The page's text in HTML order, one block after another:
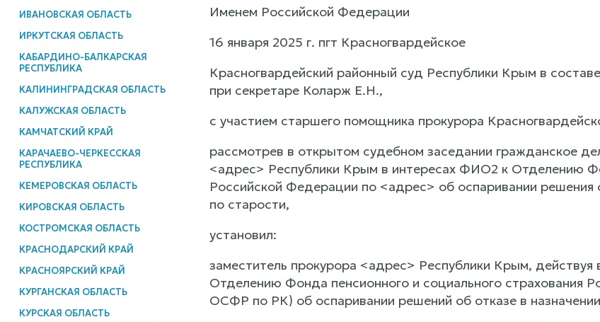
ИВАНОВСКАЯ ОБЛАСТЬ
ИРКУТСКАЯ ОБЛАСТЬ
КАБАРДИНО-БАЛКАРСКАЯ
РЕСПУБЛИКА
КАЛИНИНГРАДСКАЯ ОБЛАСТЬ
КАЛУЖСКАЯ ОБЛАСТЬ
КАМЧАТСКИЙ КРАЙ
КАРАЧАЕВО-ЧЕРКЕССКАЯ
РЕСПУБЛИКА
КЕМЕРОВСКАЯ ОБЛАСТЬ
КИРОВСКАЯ ОБЛАСТЬ
КОСТРОМСКАЯ ОБЛАСТЬ
КРАСНОДАРСКИЙ КРАЙ
КРАСНОЯРСКИЙ КРАЙ
КУРГАНСКАЯ ОБЛАСТЬ
КУРСКАЯ ОБЛАСТЬ
Именем Российской Федерации
16 января 2025 г. пгт Красногвардейское
Красногвардейский районный суд Республики Крым в
при секретаре Коларж Е.Н.,
с участием старшего помощника прокурора
рассмотрев в открытом судебном заседании гражданское
<адрес> Республики Крым в интересах ФИО2 к Отделению
Российской Федерации по <адрес> об оспаривании решения
по старости,
установил:
заместитель прокурора <адрес> Республики Крым,
Отделению Фонда пенсионного и социального страхования
ОСФР по РК) об оспаривании решений об отказе в